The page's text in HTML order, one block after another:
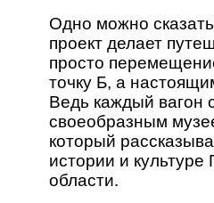
Одно можно
проект делает
просто
точку Б, а
Ведь каждый вагон
своеобразным
который
истории и культуре
области.